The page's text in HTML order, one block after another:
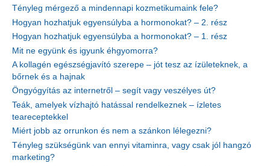
Tényleg mérgező a mindennapi kozmetikumaink fele?
Hogyan hozhatjuk egyensúlyba a hormonokat? – 2. rész
Hogyan hozhatjuk egyensúlyba a hormonokat? – 1. rész
Mit ne együnk és igyunk éhgyomorra?
A kollagén egészségjavító szerepe – jót tesz az ízületeknek, a
bőrnek és a hajnak
Öngyógyítás az internetről – segít vagy veszélyes út?
Teák, amelyek vízhajtó hatással rendelkeznek – ízletes
teareceptekkel
Miért jobb az orrunkon és nem a szánkon lélegezni?
Tényleg szükségünk van ennyi vitaminra, vagy csak jól hangzó
marketing?